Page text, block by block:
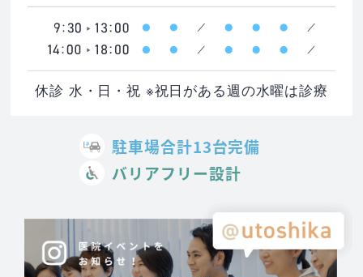
休診 水・日・祝 ※祝日がある週の水曜は診療
駐車場合計13台完備
バリアフリー設計